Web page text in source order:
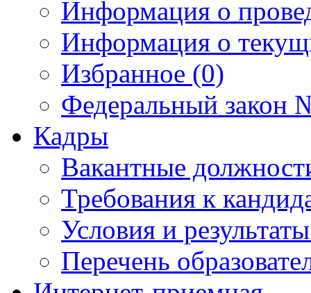
Информация о
Информация о
Избранное (0)
Федеральный закон
Кадры
Вакантные
Требования к
Условия и
Перечень